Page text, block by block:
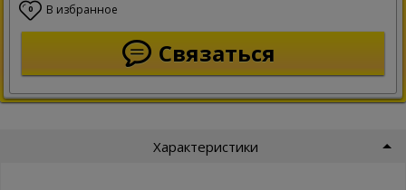
0 В избранное
Связаться
Характеристики